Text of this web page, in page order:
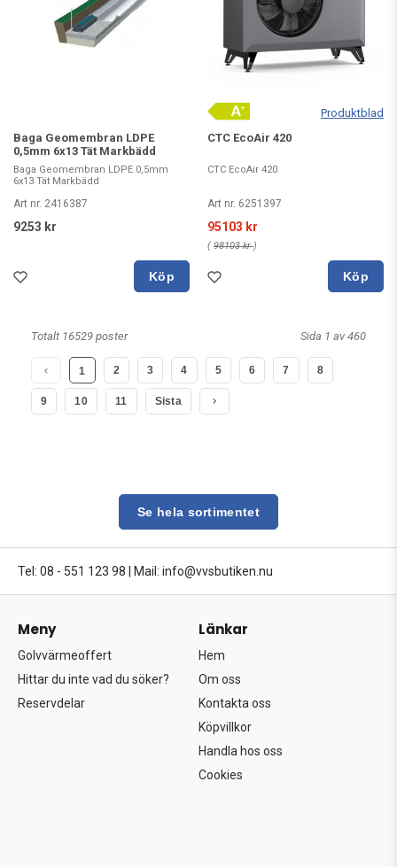
Baga Geomembran LDPE
0,5mm 6x13 Tät Markbädd
Baga Geomembran LDPE 0,5mm
6x13 Tät Markbädd
Art nr. 2416387
9253 kr
Köp
Produktblad
CTC EcoAir 420
CTC EcoAir 420
Art nr. 6251397
95103 kr
( 98103 kr)
Köp
Totalt 16529 poster Sida 1 av 460
1 2 3 4 5 6 7 8
9 10 11 Sista
Se hela sortimentet
Tel: 08 - 551 123 98 Mail: info@vvsbutiken.nu
Meny
Golvvärmeoffert
Hittar du inte vad du söker?
Reservdelar
Länkar
Hem
Om oss
Kontakta oss
Köpvillkor
Handla hos oss
Cookies